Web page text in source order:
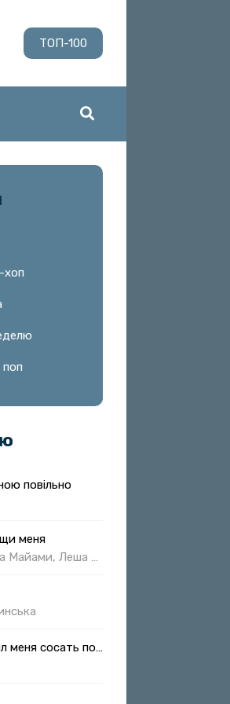
ТОП-100
хоп
повільно
меня
Ты заставлял меня сосать полная